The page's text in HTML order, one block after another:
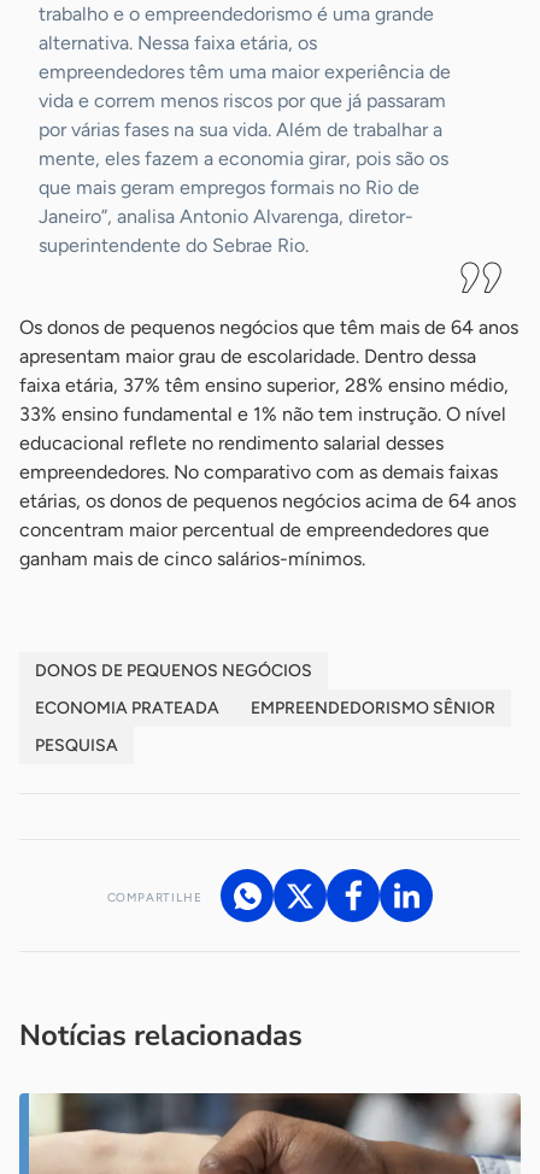
trabalho e o empreendedorismo é uma grande
alternativa. Nessa faixa etária, os
empreendedores têm uma maior experiência de
vida e correm menos riscos por que já passaram
por várias fases na sua vida. Além de trabalhar a
mente, eles fazem a economia girar, pois são os
que mais geram empregos formais no Rio de
Janeiro”, analisa Antonio Alvarenga, diretor-
superintendente do Sebrae Rio.
Os donos de pequenos negócios que têm mais de 64 anos
apresentam maior grau de escolaridade. Dentro dessa
faixa etária, 37% têm ensino superior, 28% ensino médio,
33% ensino fundamental e 1% não tem instrução. O nível
educacional reflete no rendimento salarial desses
empreendedores. No comparativo com as demais faixas
etárias, os donos de pequenos negócios acima de 64 anos
concentram maior percentual de empreendedores que
ganham mais de cinco salários-mínimos.
DONOS DE PEQUENOS NEGÓCIOS
ECONOMIA PRATEADA
EMPREENDEDORISMO SÊNIOR
PESQUISA
COMPARTILHE
Notícias relacionadas